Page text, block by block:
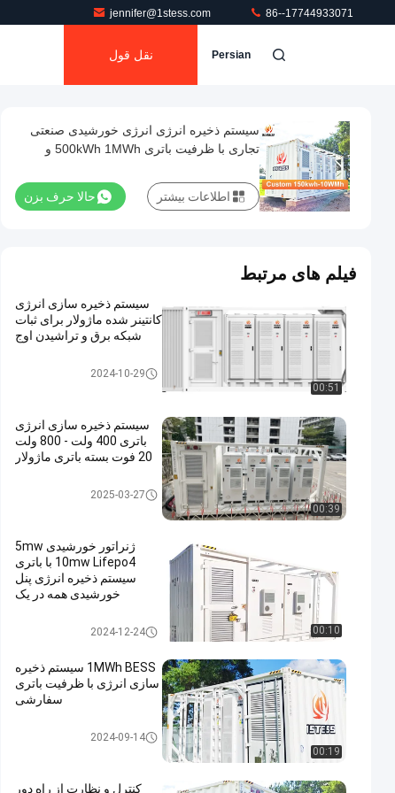
jennifer@1stess.com 86--17744933071
Persian نقل قول
سیستم ذخیره انرژی انرژی خورشیدی صنعتی
تجاری با ظرفیت باتری 500kWh 1MWh و
حالا حرف بزن اطلاعات بیشتر
فیلم های مرتبط
00:51
سیستم ذخیره سازی انرژی
کانتینر شده ماژولار برای ثبات
شبکه برق و تراشیدن اوج
سیستم ذخیره انرژی باتری ظرفی
2024-10-29
00:39
سیستم ذخیره سازی انرژی
باتری 400 ولت - 800 ولت
20 فوت بسته باتری ماژولار
سیستم ذخیره انرژی باتری ظرفی
2025-03-27
00:10
ژنراتور خورشیدی 5mw
10mw Lifepo4 با باتری
سیستم ذخیره انرژی پنل
خورشیدی همه در یک
سیستم ذخیره انرژی باتری ظرفی
2024-12-24
00:19
1MWh BESS سیستم ذخیره
سازی انرژی با ظرفیت باتری
سفارشی
سیستم ذخیره انرژی باتری ظرفی
2024-09-14
کنترل و نظارت از راه دور